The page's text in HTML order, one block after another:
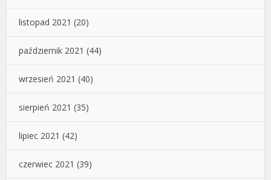
listopad 2021 (20)
październik 2021 (44)
wrzesień 2021 (40)
sierpień 2021 (35)
lipiec 2021 (42)
czerwiec 2021 (39)